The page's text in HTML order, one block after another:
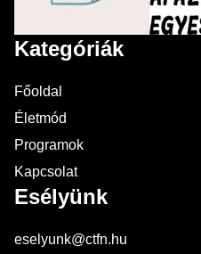
Kategóriák
Főoldal
Életmód
Programok
Kapcsolat
Esélyünk
eselyunk@ctfn.hu